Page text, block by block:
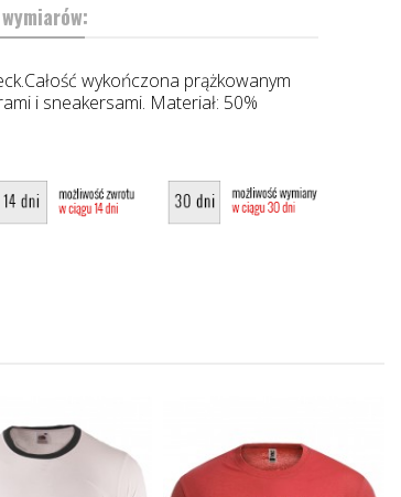
wykończona prążkowanym
i sneakersami. Materiał: 50%